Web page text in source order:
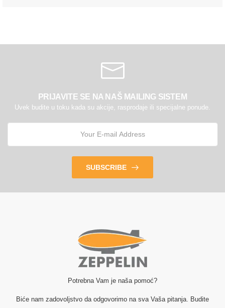
PRIJAVITE SE NA NAŠ MAILING SISTEM
Uvek budite u toku kada su akcije, rasprodaje ili specijalne ponude.
SUBSCRIBE
Potrebna Vam je naša pomoć?
Biće nam zadovoljstvo da odgovorimo na sva Vaša pitanja. Budite